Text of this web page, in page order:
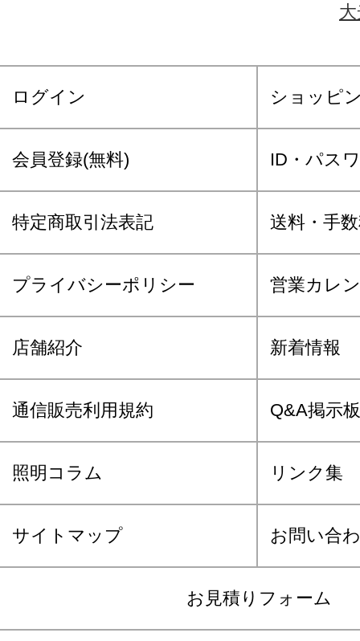
ログイン ショッピ
会員登録(無料) ID・パス
特定商取引法表記 送料・手
プライバシーポリシー 営業カレ
店舗紹介 新着情報
通信販売利用規約 Q&A掲示板
照明コラム リンク集
サイトマップ お問い合
お見積りフォーム